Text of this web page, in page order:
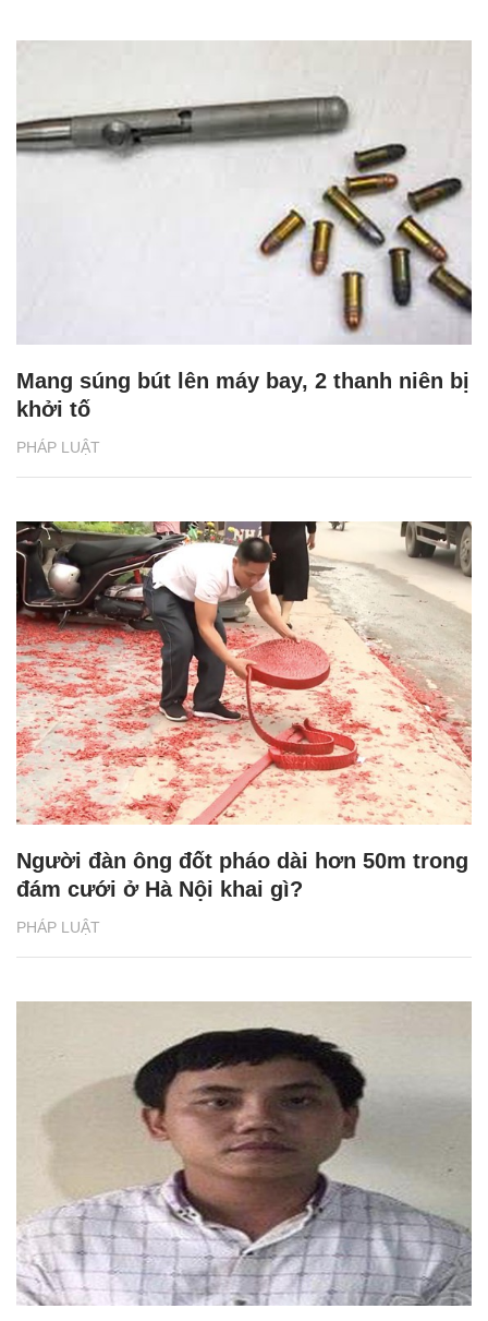
PHÁP LUẬT
Mang súng bút lên máy bay, 2 thanh niên bị
khởi tố
PHÁP LUẬT
Người đàn ông đốt pháo dài hơn 50m trong
đám cưới ở Hà Nội khai gì?